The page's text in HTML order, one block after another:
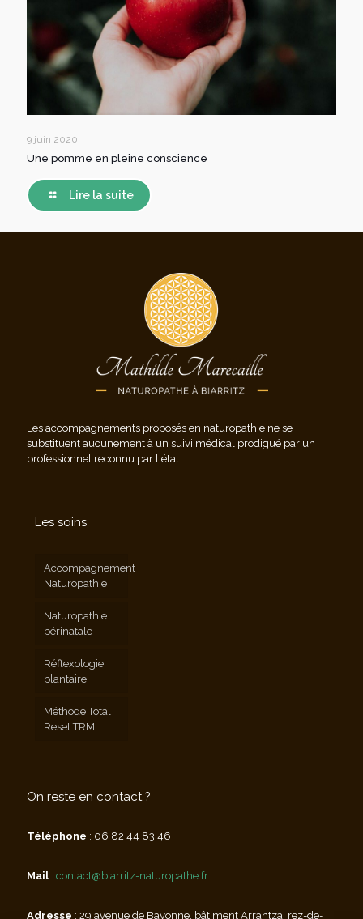
9 juin 2020
Une pomme en pleine conscience
Lire la suite
Les accompagnements proposés en naturopathie ne se
substituent aucunement à un suivi médical prodigué par un
professionnel reconnu par l'état.
Les soins
Accompagnement
Naturopathie
Naturopathie
périnatale
Réflexologie
plantaire
Méthode Total
Reset TRM
On reste en contact ?
Téléphone : 06 82 44 83 46
Mail: contact@biarritz-naturopathe.fr
Adresse : 29 avenue de Bayonne, bâtiment Arrantza, rez-de-